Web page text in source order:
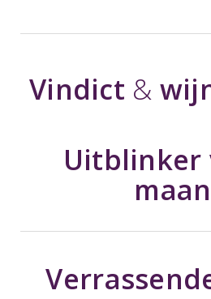
Vindict &
Uitblinker